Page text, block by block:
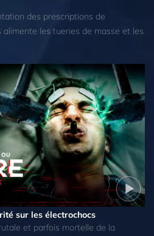
des prescriptions de
les tueries de masse et les
sur les électrochocs
et parfois mortelle de la